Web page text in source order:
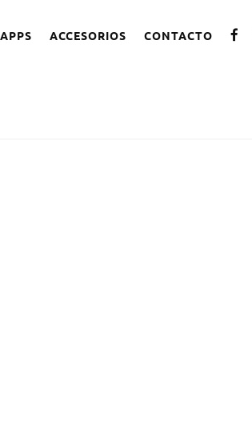
APPS ACCESORIOS CONTACTO